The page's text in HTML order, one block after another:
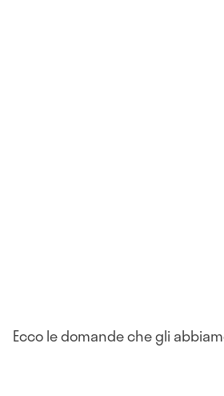
Ecco le domande che gli